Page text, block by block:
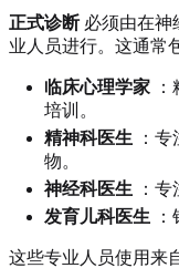
正式诊断必须由在神
业人员进行。这通常
临床心理学家
培训。
精神科医生 ：
物。
神经科医生 ：专
发育儿科医生 ：
这些专业人员使用来